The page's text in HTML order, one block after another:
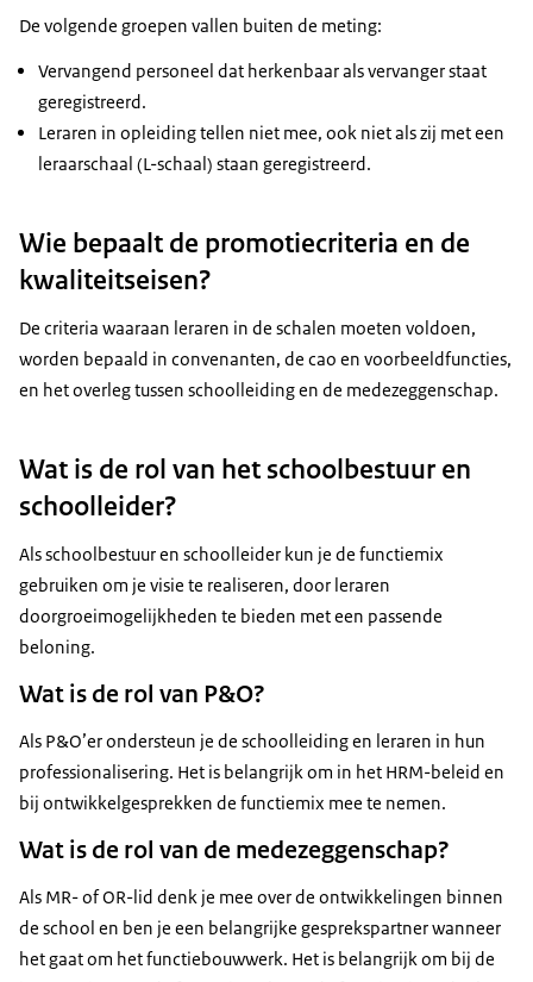
De volgende groepen vallen buiten de meting:
Vervangend personeel dat herkenbaar als vervanger staat
geregistreerd.
Leraren in opleiding tellen niet mee, ook niet als zij met een
leraarschaal (L-schaal) staan geregistreerd.
Wie bepaalt de promotiecriteria en de
kwaliteitseisen?
De criteria waaraan leraren in de schalen moeten voldoen,
worden bepaald in convenanten, de cao en voorbeeldfuncties,
en het overleg tussen schoolleiding en de medezeggenschap.
Wat is de rol van het schoolbestuur en
schoolleider?
Als schoolbestuur en schoolleider kun je de functiemix
gebruiken om je visie te realiseren, door leraren
doorgroeimogelijkheden te bieden met een passende
beloning.
Wat is de rol van P&O?
Als P&O’er ondersteun je de schoolleiding en leraren in hun
professionalisering. Het is belangrijk om in het HRM-beleid en
bij ontwikkelgesprekken de functiemix mee te nemen.
Wat is de rol van de medezeggenschap?
Als MR- of OR-lid denk je mee over de ontwikkelingen binnen
de school en ben je een belangrijke gesprekspartner wanneer
het gaat om het functiebouwwerk. Het is belangrijk om bij de